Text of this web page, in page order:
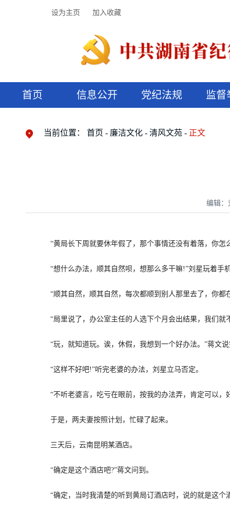
设为主页 加入收藏
首页 信息公开 党纪法规 监督
当前位置： 首页 廉洁文化 清风文苑 正文
编辑：
“黄局长下周就要休年假了，那个事情还没有着落，你怎
“想什么办法，顺其自然呗，想那么多干嘛!”刘星玩着手
“顺其自然，顺其自然，每次都顺到别人那里去了，你都
“局里说了，办公室主任的人选下个月会出结果，我们就
“玩，就知道玩。诶，休假，我想到一个好办法。”蒋文说
“这样不好吧!”听完老婆的办法，刘星立马否定。
“不听老婆言，吃亏在眼前，按我的办法弄，肯定可以，
于是，两夫妻按照计划，忙碌了起来。
三天后，云南昆明某酒店。
“确定是这个酒店吧?”蒋文问到。
“确定，当时我清楚的听到黄局订酒店时，说的就是这个